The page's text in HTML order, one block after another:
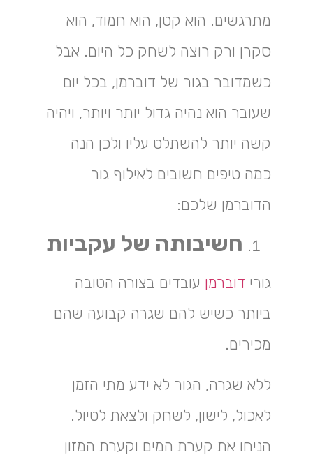
מתרגשים. הוא קטן, הוא חמוד, הוא
סקרן ורק רוצה לשחק כל היום. אבל
כשמדובר בגור של דוברמן, בכל יום
שעובר הוא נהיה גדול יותר ויותר, ויהיה
קשה יותר להשתלט עליו ולכן הנה
כמה טיפים חשובים לאילוף גור
הדוברמן שלכם:
חשיבותה של עקביות
גורי דוברמן עובדים בצורה הטובה
ביותר כשיש להם שגרה קבועה שהם
מכירים.
ללא שגרה, הגור לא ידע מתי הזמן
לאכול, לישון, לשחק ולצאת לטיול.
הניחו את קערת המים וקערת המזון